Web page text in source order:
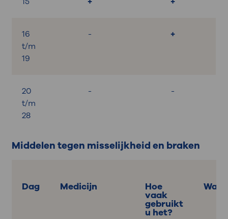
16
t/m
19
- +
20
t/m
28
- -
Middelen tegen misselijkheid en braken
Dag Medicijn Hoe
vaak
gebruikt
u het?